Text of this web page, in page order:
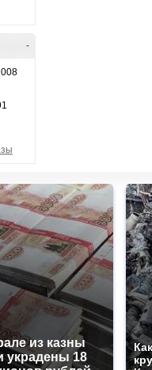
-
из казны
украдены 18